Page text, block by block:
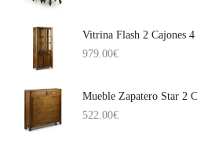
Vitrina Flash 2 Cajones 4
979.00€
Mueble Zapatero Star 2
522.00€